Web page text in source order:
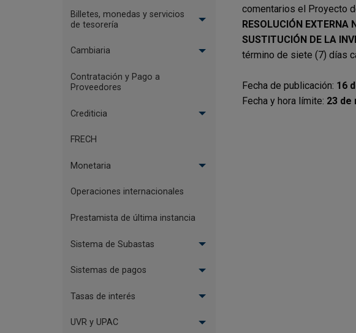
comentarios el Proyecto
RESOLUCIÓN EXTERNA
SUSTITUCIÓN DE LA
término de siete (7) días
Fecha de publicación: 16
Fecha y hora límite: 23 de
Billetes, monedas y servicios
de tesorería
Cambiaria
Contratación y Pago a
Proveedores
Crediticia
FRECH
Monetaria
Operaciones internacionales
Prestamista de última instancia
Sistema de Subastas
Sistemas de pagos
Tasas de interés
UVR y UPAC